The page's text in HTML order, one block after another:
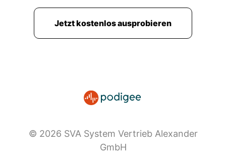
Jetzt kostenlos ausprobieren
© 2026 SVA System Vertrieb Alexander
GmbH